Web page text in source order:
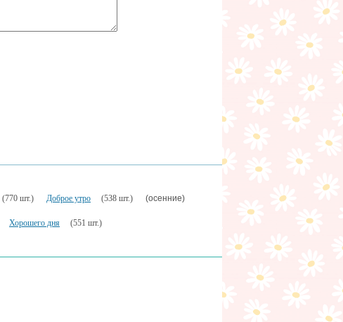
(770 шт.) Доброе утро (538 шт.) (осенние)
Хорошего дня (551 шт.)